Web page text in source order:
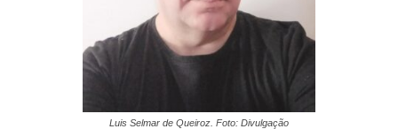
Luis Selmar de Queiroz. Foto: Divulgação